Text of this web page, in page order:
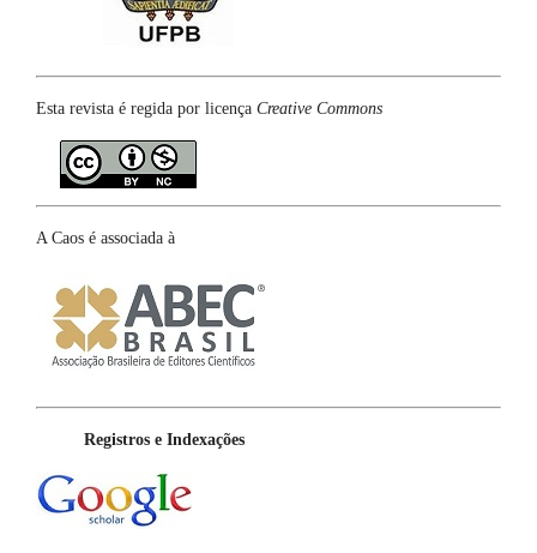
Esta revista é regida por licença Creative Commons
A Caos é associada à
Registros e Indexações